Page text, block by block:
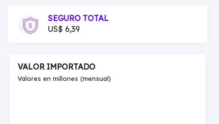
SEGURO TOTAL
US$ 6,39
VALOR IMPORTADO
Valores en millones (mensual)